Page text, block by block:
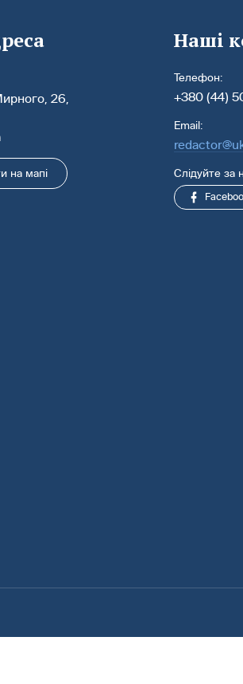
26,
на мапі
Наші
Телефон:
+380 (44)
Email:
Слідуйте за